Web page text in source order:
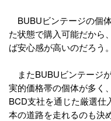
BUBUビンテージの個
た状態で購入可能だから
ば安心感が高いのだろう。
またBUBUビンテージ
実的価格帯の個体が多く
BCD支社を通じた厳選仕
本の道路を走れるのも決